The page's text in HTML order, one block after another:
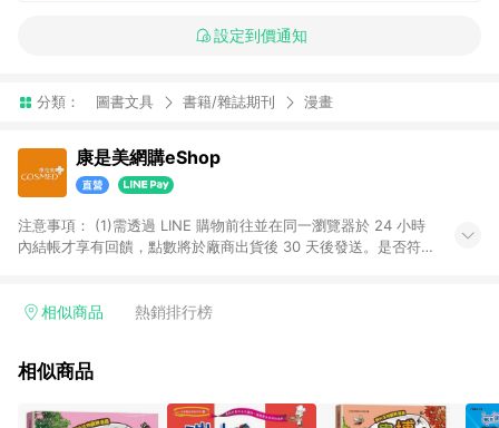
設定到價通知
分類： 圖書文具 書籍/雜誌期刊 漫畫
康是美網購eShop
注意事項：​ (1)需透過 LINE 購物前往並在同一瀏覽器於 24 小時
內結帳才享有回饋，點數將於廠商出貨後 30 天後發送。​是否符
黃金鑽飾/精品相關/3C數位(含周邊)/家電視聽/運動戶外/母嬰用
饋%」，將於訂單成立後由「LINE購物通知」之官方帳號訊息通
依LINE購物網站訂單成立通知為準。​​ (5)LINE購物設有「單一商
相似商品 熱銷排行榜
相似商品